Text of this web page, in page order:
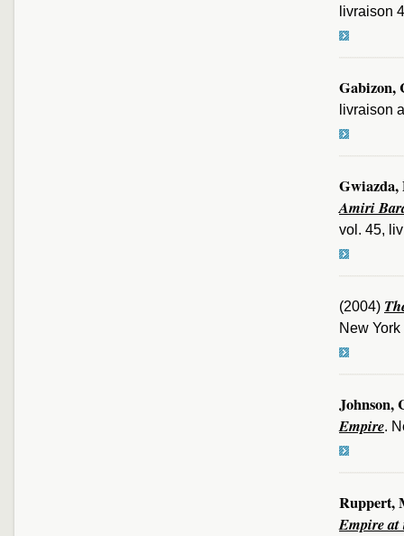
livraison
Gabizon,
livraison
Amiri
vol. 45,
(2004)
New
Johnson,
Empire.
Ruppert,
Empire at